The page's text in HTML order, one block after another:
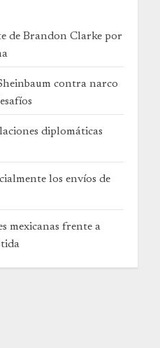
de Brandon Clarke por
contra narco
diplomáticas
los envíos de
mexicanas frente a